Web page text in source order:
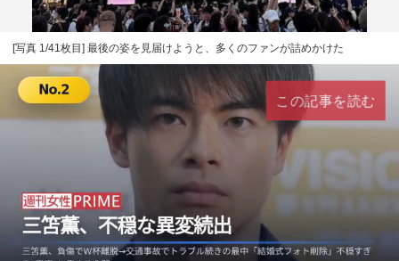
[写真 1/41枚目] 最後の姿を見届けようと、多くのファンが詰めかけた
この記事を読む